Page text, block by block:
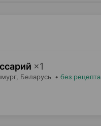
×1
, Беларусь • без рецепта